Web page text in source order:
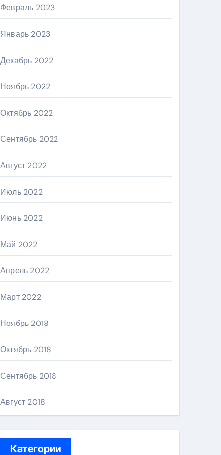
Февраль 2023
Январь 2023
Декабрь 2022
Ноябрь 2022
Октябрь 2022
Сентябрь 2022
Август 2022
Июль 2022
Июнь 2022
Май 2022
Апрель 2022
Март 2022
Ноябрь 2018
Октябрь 2018
Сентябрь 2018
Август 2018
Категории